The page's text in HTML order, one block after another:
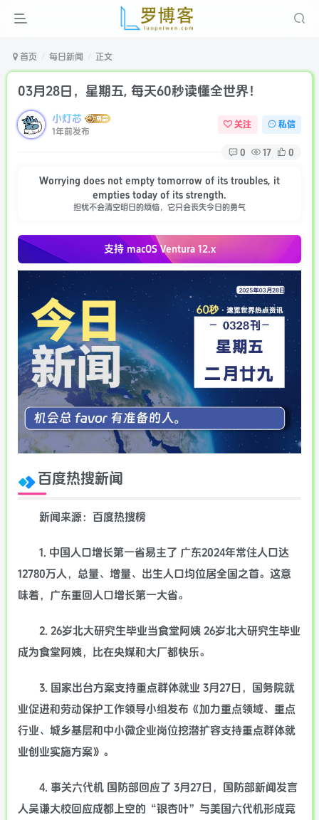
首页 每日新闻 正文
03月28日，星期五, 每天60秒读懂全世界！
小灯芯
1年前发布
关注 私信
0 17 0
Worrying does not empty tomorrow of its troubles, it
empties today of its strength.
担忧不会清空明日的烦恼，它只会丧失今日的勇气
支持 macOSVentura 12.x
百度热搜新闻
新闻来源：百度热搜榜
1. 中国人口增长第一省易主了 广东2024年常住人口达
12780万人，总量、增量、出生人口均位居全国之首。这意
味着，广东重回人口增长第一大省。
2. 26岁北大研究生毕业当食堂阿姨 26岁北大研究生毕业
成为食堂阿姨，比在央媒和大厂都快乐。
3. 国家出台方案支持重点群体就业 3月27日，国务院就
业促进和劳动保护工作领导小组发布《加力重点领域、重点
行业、城乡基层和中小微企业岗位挖潜扩容支持重点群体就
业创业实施方案》。
4. 事关六代机 国防部回应了 3月27日，国防部新闻发言
人吴谦大校回应成都上空的“银杏叶”与美国六代机形成竞